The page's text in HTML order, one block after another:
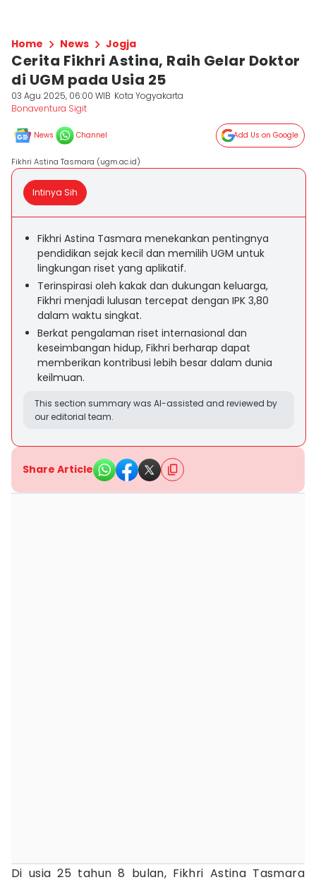
Home News Jogja
Cerita Fikhri Astina, Raih Gelar Doktor
di UGM pada Usia 25
03 Agu 2025, 06:00 WIB Kota Yogyakarta
Bonaventura Sigit
News Channel Add Us on Google
Fikhri Astina Tasmara (ugm.ac.id)
Intinya Sih
Fikhri Astina Tasmara menekankan pentingnya
pendidikan sejak kecil dan memilih UGM untuk
lingkungan riset yang aplikatif.
Terinspirasi oleh kakak dan dukungan keluarga,
Fikhri menjadi lulusan tercepat dengan IPK 3,80
dalam waktu singkat.
Berkat pengalaman riset internasional dan
keseimbangan hidup, Fikhri berharap dapat
memberikan kontribusi lebih besar dalam dunia
keilmuan.
This section summary was AI-assisted and reviewed by
our editorial team.
Share Article
Di usia 25 tahun 8 bulan, Fikhri Astina Tasmara